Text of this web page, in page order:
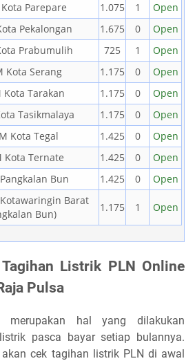
Kota Parepare 1.075 1
Open
Pekalongan 1.675 0
Open
Prabumulih 725 1
Open
Kota Serang 1.175 0
Open
Kota Tarakan 1.175 0
Open
Tasikmalaya 1.175 0
Open
Kota Tegal 1.425 0
Open
Kota Ternate 1.425 0
Open
Bun 1.425 0 Open
Barat
Bun)
1.175 1 Open
Listrik PLN Online
Pulsa
merupakan hal yang dilakukan
pasca bayar setiap bulannya.
cek tagihan listrik PLN di awal